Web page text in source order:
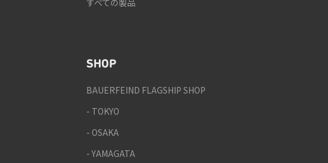
すべての製品
SHOP
BAUERFEIND FLAGSHIP SHOP
- TOKYO
- OSAKA
- YAMAGATA